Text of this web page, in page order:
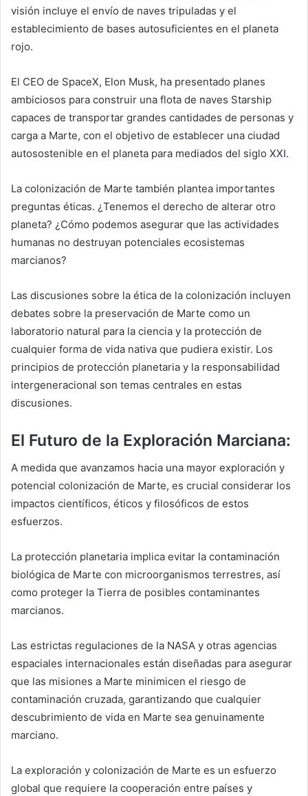
visión incluye el envío de naves tripuladas y el
establecimiento de bases autosuficientes en el planeta
rojo.
El CEO de SpaceX, Elon Musk, ha presentado planes
ambiciosos para construir una flota de naves Starship
capaces de transportar grandes cantidades de personas y
carga a Marte, con el objetivo de establecer una ciudad
autosostenible en el planeta para mediados del siglo XXI.
La colonización de Marte también plantea importantes
preguntas éticas. ¿Tenemos el derecho de alterar otro
planeta? ¿Cómo podemos asegurar que las actividades
humanas no destruyan potenciales ecosistemas
marcianos?
Las discusiones sobre la ética de la colonización incluyen
debates sobre la preservación de Marte como un
laboratorio natural para la ciencia y la protección de
cualquier forma de vida nativa que pudiera existir. Los
principios de protección planetaria y la responsabilidad
intergeneracional son temas centrales en estas
discusiones.
El Futuro de la Exploración Marciana:
A medida que avanzamos hacia una mayor exploración y
potencial colonización de Marte, es crucial considerar los
impactos científicos, éticos y filosóficos de estos
esfuerzos.
La protección planetaria implica evitar la contaminación
biológica de Marte con microorganismos terrestres, así
como proteger la Tierra de posibles contaminantes
marcianos.
Las estrictas regulaciones de la NASA y otras agencias
espaciales internacionales están diseñadas para asegurar
que las misiones a Marte minimicen el riesgo de
contaminación cruzada, garantizando que cualquier
descubrimiento de vida en Marte sea genuinamente
marciano.
La exploración y colonización de Marte es un esfuerzo
global que requiere la cooperación entre países y